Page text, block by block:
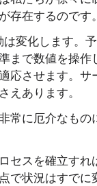
存在するのです。
変化します。
まで数値を操
応させます。
えあります。
常に厄介なも
セスを確立す
で状況はすで